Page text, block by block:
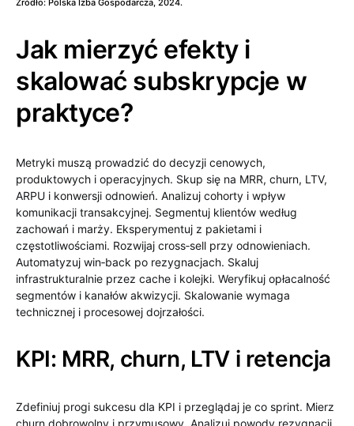
Źródło: Polska Izba Gospodarcza, 2024.
Jak mierzyć efekty i
skalować subskrypcje w
praktyce?
Metryki muszą prowadzić do decyzji cenowych,
produktowych i operacyjnych. Skup się na MRR, churn, LTV,
ARPU i konwersji odnowień. Analizuj cohorty i wpływ
komunikacji transakcyjnej. Segmentuj klientów według
zachowań i marży. Eksperymentuj z pakietami i
częstotliwościami. Rozwijaj cross‑sell przy odnowieniach.
Automatyzuj win‑back po rezygnacjach. Skaluj
infrastrukturalnie przez cache i kolejki. Weryfikuj opłacalność
segmentów i kanałów akwizycji. Skalowanie wymaga
technicznej i procesowej dojrzałości.
KPI: MRR, churn, LTV i retencja
Zdefiniuj progi sukcesu dla KPI i przeglądaj je co sprint. Mierz
churn dobrowolny i przymusowy. Analizuj powody rezygnacji